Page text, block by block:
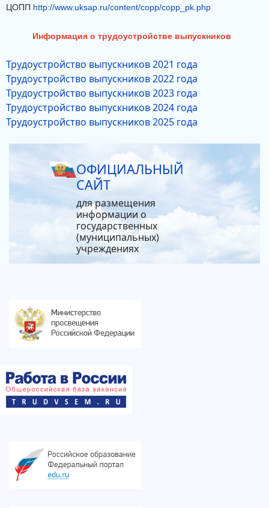
ЦОПП http://www.uksap.ru/content/copp/copp_pk.php
Информация о трудоустройстве выпускников
Трудоустройство выпускников 2021 года
Трудоустройство выпускников 2022 года
Трудоустройство выпускников 2023 года
Трудоустройство выпускников 2024 года
Трудоустройство выпускников 2025 года
ОФИЦИАЛЬНЫЙ
САЙТ
для размещения
информации о
государственных
(муниципальных)
учреждениях